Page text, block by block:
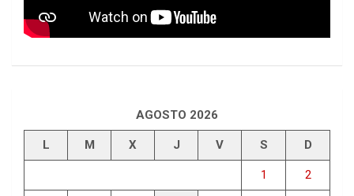
AGOSTO 2026
L M X J V S D
1 2